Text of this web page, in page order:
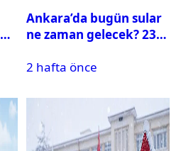
Ankara’da bugün sular
ne zaman gelecek? 23
su kesintisi sorgulama
2 hafta önce